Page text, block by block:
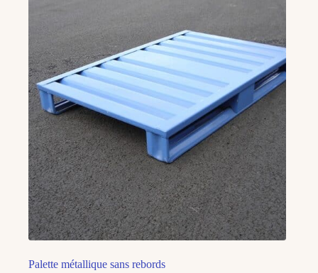
Palette métallique sans rebords